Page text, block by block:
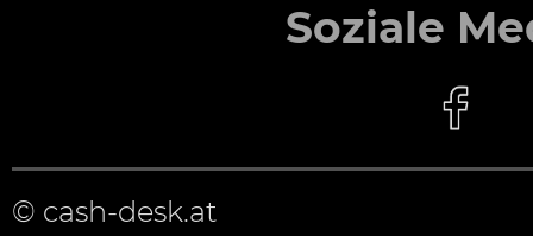
Soziale
© cash-desk.at